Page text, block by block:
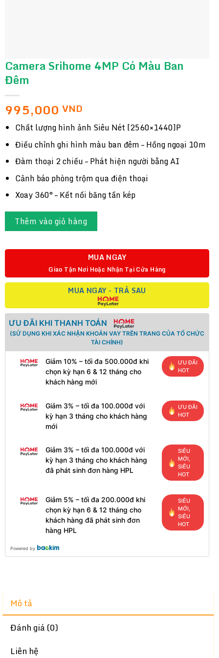
Camera Srihome 4MP Có Màu Ban
Đêm
995,000 VND
Chất lượng hình ảnh Siêu Nét [2560×1440]P
Điều chỉnh ghi hình màu ban đêm – Hồng ngoại 10m
Đàm thoại 2 chiều – Phát hiện người bằng AI
Cảnh báo phòng trộm qua điện thoại
Xoay 360° – Kết nối băng tần kép
Thêm vào giỏ hàng
MUA NGAY
Giao Tận Nơi Hoặc Nhận Tại Cửa Hàng
MUA NGAY - TRẢ SAU
ƯU ĐÃI KHI THANH TOÁN
(SỬ DỤNG KHI XÁC NHẬN KHOẢN VAY TRÊN TRANG CỦA TỔ CHỨC
TÀI CHÍNH)
Giảm 10% – tối đa 500.000đ khi
chọn kỳ hạn 6 & 12 tháng cho
khách hàng mới
ƯU ĐÃI
HOT
Giảm 3% – tối đa 100.000đ với
kỳ hạn 3 tháng cho khách hàng
mới
ƯU ĐÃI
HOT
Giảm 3% – tối đa 100.000đ với
kỳ hạn 3 tháng cho khách hàng
đã phát sinh đơn hàng HPL
SIÊU
MỚI,
SIÊU
HOT
Giảm 5% – tối đa 200.000đ khi
chọn kỳ hạn 6 & 12 tháng cho
khách hàng đã phát sinh đơn
hàng HPL
SIÊU
MỚI,
SIÊU
HOT
Powered by
Mô tả
Đánh giá (0)
Liên hệ